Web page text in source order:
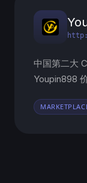
中国第二大
Youpin898 价